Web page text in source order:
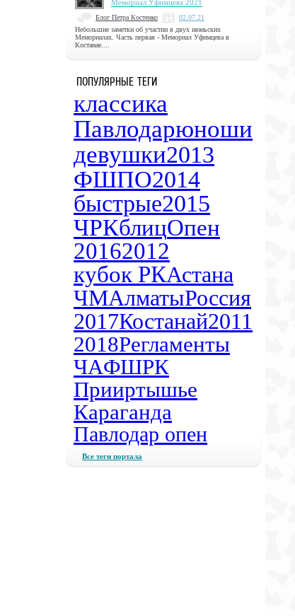
Мемориал Уфимцева 2021
Блог Петра Костенко
02.07.21
Небольшие заметки об участии в двух июньских
Мемориалах. Часть первая - Мемориал Уфимцева в
Костанае....
ПОПУЛЯРНЫЕ ТЕГИ
классика
Павлодарюноши
девушки2013
ФШПО2014
быстрые2015
ЧРКблицОпен
20162012
кубок РКАстана
ЧМАлматыРоссия
2017Костанай2011
2018Регламенты
ЧАФШРК
Прииртышье
Караганда
Павлодар опен
Все теги портала